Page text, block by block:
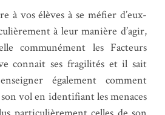
à vos élèves à se méfier d’eux-
à leur manière d’agir,
communément les Facteurs
connait ses fragilités et il sait
également comment
vol en identifiant les menaces